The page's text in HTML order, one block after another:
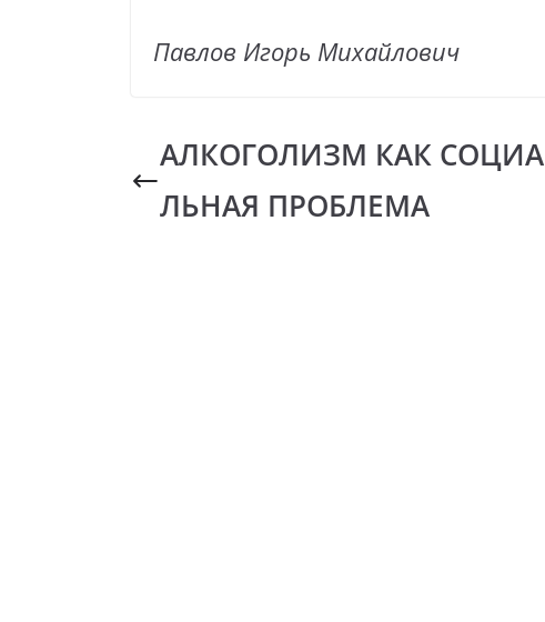
Павлов Игорь Михайлович
АЛКОГОЛИЗМ КАК СОЦИА
ЛЬНАЯ ПРОБЛЕМА